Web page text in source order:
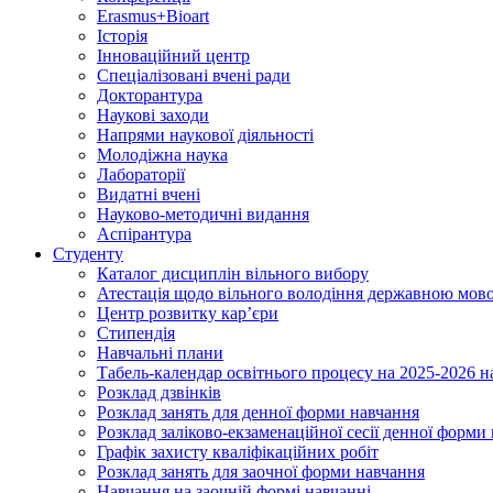
Erasmus+Bioart
Історія
Інноваційний центр
Спеціалізовані вчені ради
Докторантура
Наукові заходи
Напрями наукової діяльності
Молодіжна наука
Лабораторії
Видатні вчені
Науково-методичні видання
Аспірантура
Студенту
Каталог дисциплін вільного вибору
Атестація щодо вільного володіння державною
Центр розвитку кар’єри
Стипендія
Навчальні плани
Табель-календар освітнього процесу на 2025-2026
Розклад дзвінків
Розклад занять для денної форми навчання
Розклад заліково-екзаменаційної сесії денної
Графік захисту кваліфікаційних робіт
Розклад занять для заочної форми навчання